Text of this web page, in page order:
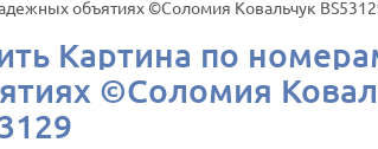
объятиях ©Соломия Ковальчук
Картина по
©Соломия